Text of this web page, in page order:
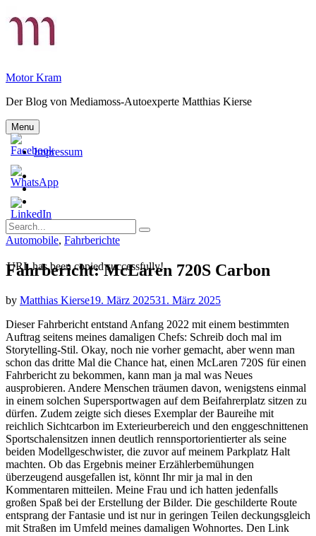
to
Motor Kram
Der Blog von Mediamoss-Autoexperte Matthias Kierse
Menu
Impressum
Einstellungen
Historie
Privatsphäre-
Einstellungen
widerrufen
Search
for:
Search
Categories
Automobile, Fahrberichte
Fahrbericht: McLaren 720S Carbon
by Matthias Kierse19. März 202531. März 2025
Dieser Fahrbericht entstand Anfang 2022 mit einem bestimmten
Auftrag seitens meines damaligen Chefs: Schreib doch mal im
Storytelling-Stil. Okay, noch nie vorher gemacht, aber wenn man
schon das dritte Mal die Chance hat, einen McLaren 720S für einen
Fahrbericht zu bekommen, kann man ja mal was Neues
ausprobieren. Andere Menschen träumen davon, wenigstens einmal
in einem solchen Supersportwagen auf dem Beifahrerplatz sitzen zu
dürfen. Zudem zeigte sich dieses Exemplar der Baureihe mit
reichlich Sichtcarbon im Exterieurbereich und den enggeschnittenen
Sportschalensitzen innen deutlich rennsportorientierter als seine
beiden Modellgeschwister, die zuvor auf meinem Parkplatz Halt
machten. Ob das Ergebnis meiner Erzählerbemühungen
überzeugend ausgefallen ist, könnt Ihr mir ja mal in den
Kommentaren mitteilen. Meine Frau und ich hatten jedenfalls
großen Spaß bei der Erstellung der Bilder. Die geschilderte Route
entsprang der Fantasie und ist nur in geringen Teilen deckungsgleich
mit Straßen im Umfeld meines damaligen Wohnortes. Den Link
URL has been copied successfully!